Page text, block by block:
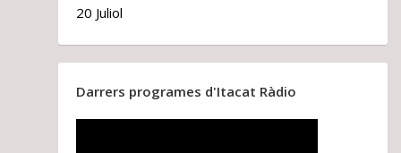
20 Juliol
Darrers programes d'Itacat Ràdio